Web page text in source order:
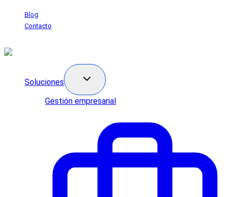
SaltarBlog
Contacto
Soluciones
Gestión empresarial